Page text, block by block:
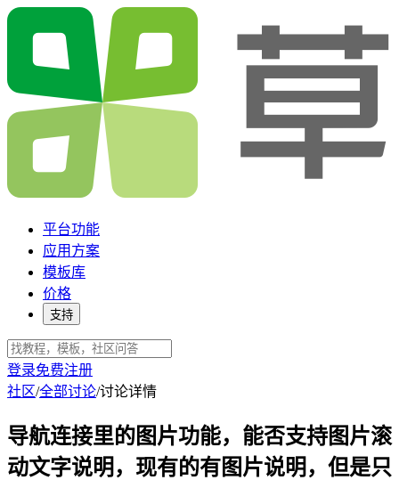
平台功能
应用方案
模板库
价格
支持
登录免费注册
社区/全部讨论/讨论详情
导航连接里的图片功能，能否支持图片滚
动文字说明，现有的有图片说明，但是只